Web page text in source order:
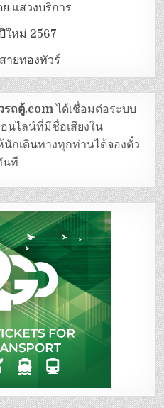
แสวงบริการ
ใหม่ 2567
ายทองทัวร์
รถตู้.comได้เชื่อมต่อระบบ
นไลน์ที่มีชื่อเสียงใน
นักเดินทางทุกท่านได้จองตั๋ว
นที